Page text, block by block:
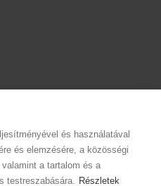
és használatával
és elemzésére, a közösségi
a tartalom és a
testreszabására. Részletek